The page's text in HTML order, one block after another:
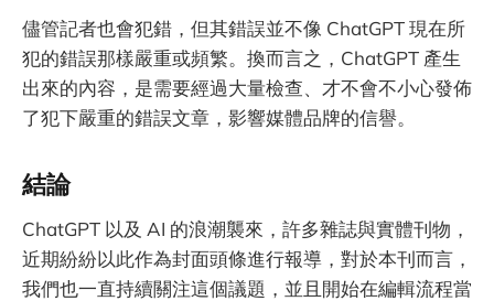
儘管記者也會犯錯，但其錯誤並不像 ChatGPT 現在所
犯的錯誤那樣嚴重或頻繁。換而言之，ChatGPT 產生
出來的內容，是需要經過大量檢查、才不會不小心發佈
了犯下嚴重的錯誤文章，影響媒體品牌的信譽。
結論
ChatGPT 以及 AI 的浪潮襲來，許多雜誌與實體刊物，
近期紛紛以此作為封面頭條進行報導，對於本刊而言，
我們也一直持續關注這個議題，並且開始在編輯流程當